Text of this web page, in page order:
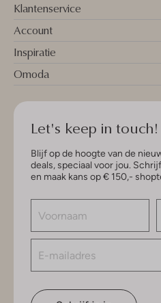
Klantenservice
Account
Inspiratie
Omoda
Let's keep in touch!
Blijf op de hoogte van de
deals, speciaal voor jou.
en maak kans op € 150,-